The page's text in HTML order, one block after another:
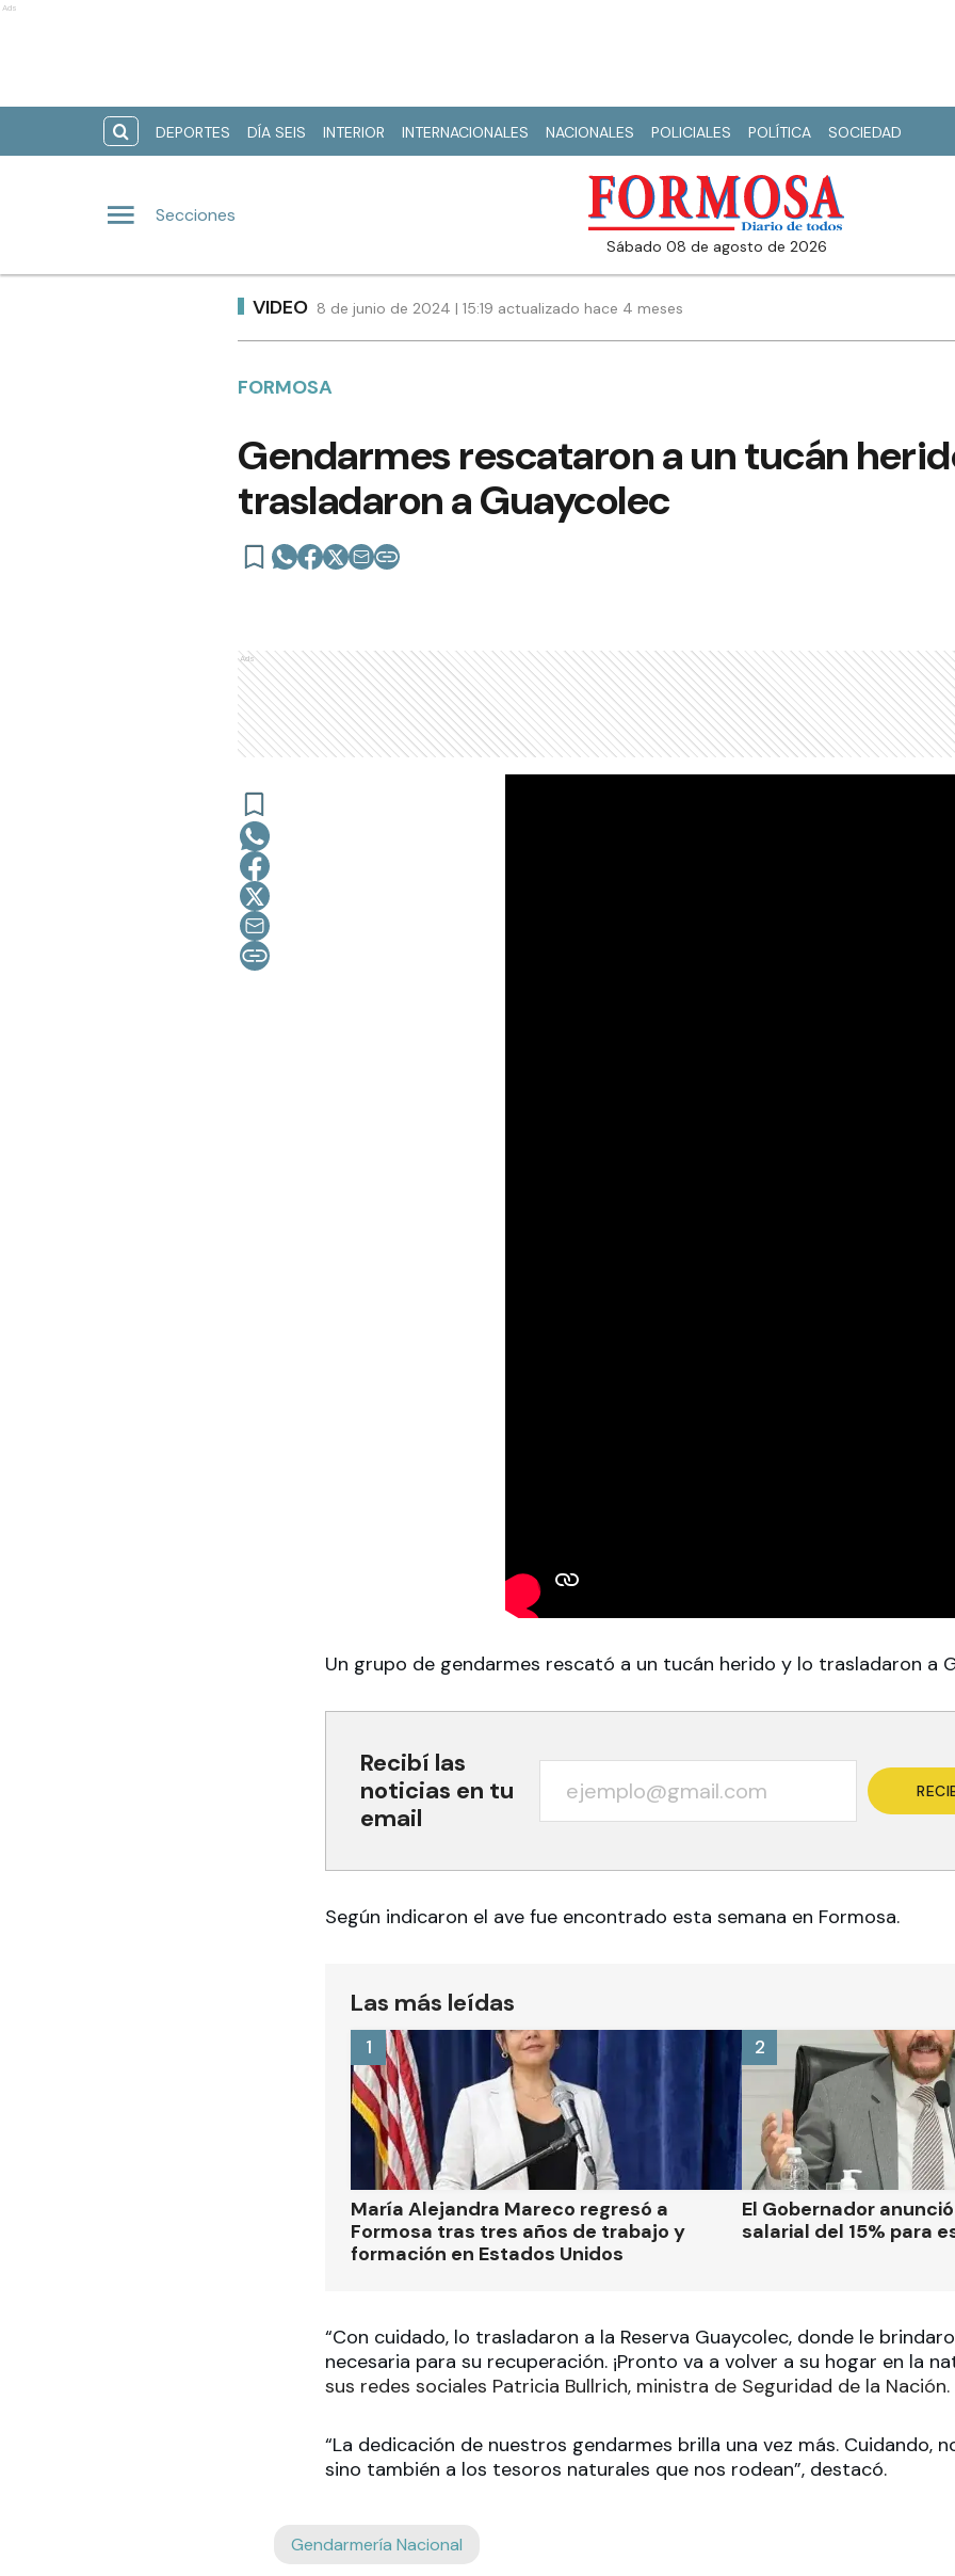
Ads
DEPORTES DÍA SEIS INTERIOR INTERNACIONALES NACIONALES POLICIALES POLÍTICA SOCIEDAD
Secciones
sábado 08 de agosto de 2026
VIDEO 8 de junio de 2024 | 15:19 actualizado hace 4 meses
FORMOSA
Gendarmes rescataron a un tucán
trasladaron a Guaycolec
Ads
Un grupo de gendarmes rescató a un tucán herido y lo trasladaron a
Recibí las
noticias en tu
email
Según indicaron el ave fue encontrado esta semana en Formosa.
Las más leídas
María Alejandra Mareco regresó a
Formosa tras tres años de trabajo y
formación en Estados Unidos
1
El Gobernador
salarial del 15% para
2
“Con cuidado, lo trasladaron a la Reserva Guaycolec, donde le
necesaria para su recuperación. ¡Pronto va a volver a su hogar en la
sus redes sociales Patricia Bullrich, ministra de Seguridad de la Nación.
“La dedicación de nuestros gendarmes brilla una vez más. Cuidando,
sino también a los tesoros naturales que nos rodean”, destacó.
Gendarmería Nacional